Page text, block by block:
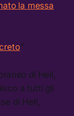
la messa
”
di Hell,
a tutti gli
di Hell,